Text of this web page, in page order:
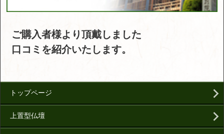
ご購入者様より頂戴しました
口コミを紹介いたします。
トップページ
上置型仏壇